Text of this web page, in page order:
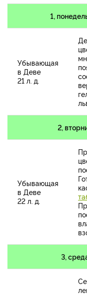
1,
Убывающая
в Деве
21 л. д.
2,
Убывающая
в Деве
22 л. д.
3,